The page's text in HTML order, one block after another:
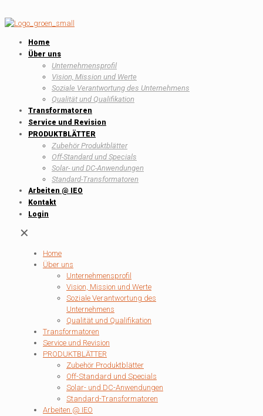
Home
Über uns
Unternehmensprofil
Vision, Mission und Werte
Soziale Verantwortung des Unternehmens
Qualität und Qualifikation
Transformatoren
Service und Revision
PRODUKTBLÄTTER
Zubehör Produktblätter
Off-Standard und Specials
Solar- und DC-Anwendungen
Standard-Transformatoren
Arbeiten @ IEO
Kontakt
Login
✕
Home
Über uns
Unternehmensprofil
Vision, Mission und Werte
Soziale Verantwortung des
Unternehmens
Qualität und Qualifikation
Transformatoren
Service und Revision
PRODUKTBLÄTTER
Zubehör Produktblätter
Off-Standard und Specials
Solar- und DC-Anwendungen
Standard-Transformatoren
Arbeiten @ IEO